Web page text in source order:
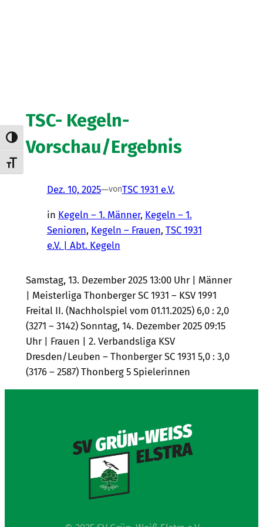
Umschalten auf hohe Kontraste
Schrift vergrößern
TSC- Kegeln-
Vorschau/Ergebnis
Dez. 10, 2025—vonTSC 1931 e.V.
in Kegeln – 1. Männer, Kegeln – 1.
Senioren, Kegeln – Frauen, TSC 1931
e.V. | Abt. Kegeln
Samstag, 13. Dezember 2025 13:00 Uhr | Männer
| Meisterliga Thonberger SC 1931 – KSV 1991
Freital II. (Nachholspiel vom 01.11.2025) 6,0 : 2,0
(3271 – 3142) Sonntag, 14. Dezember 2025 09:15
Uhr | Frauen | 2. Verbandsliga KSV
Dresden/Leuben – Thonberger SC 1931 5,0 : 3,0
(3176 – 2587) Thonberg 5 Spielerinnen